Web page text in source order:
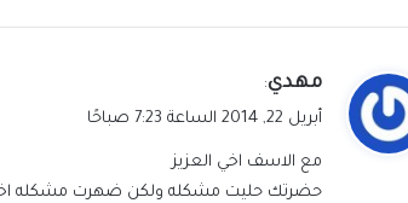
ي
ق
مهدي:
أبريل 22, 2014 الساعة 7:23 صباحًا
مع الاسف اخي العزيز
حضرتك حليت مشكله ولكن ضهرت مشكله